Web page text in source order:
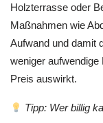
Holzterrasse oder
Maßnahmen wie
Aufwand und damit
weniger
Preis auswirkt.
Tipp: Wer billig